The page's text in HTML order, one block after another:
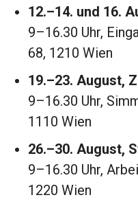
12.–14. und 16.
9–16.30 Uhr,
68, 1210 Wien
19.–23. August,
9–16.30 Uhr,
1110 Wien
26.–30. August,
9–16.30 Uhr,
1220 Wien